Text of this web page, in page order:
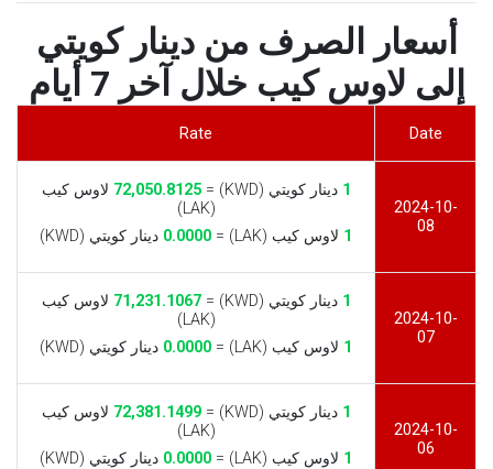
أسعار الصرف من دينار كويتي
إلى لاوس كيب خلال آخر 7 أيام
Date
Rate
2024-10-
08
1 دينار كويتي (KWD) = 72,050.8125 لاوس كيب
(LAK)
1 لاوس كيب (LAK) = 0.0000 دينار كويتي (KWD)
2024-10-
07
1 دينار كويتي (KWD) = 71,231.1067 لاوس كيب
(LAK)
1 لاوس كيب (LAK) = 0.0000 دينار كويتي (KWD)
2024-10-
06
1 دينار كويتي (KWD) = 72,381.1499 لاوس كيب
(LAK)
1 لاوس كيب (LAK) = 0.0000 دينار كويتي (KWD)